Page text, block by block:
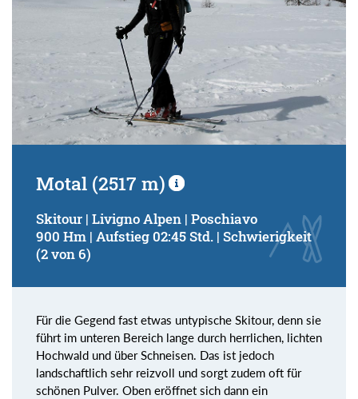
Motal (2517 m)
Skitour | Livigno Alpen | Poschiavo
900 Hm | Aufstieg 02:45 Std. | Schwierigkeit
(2 von 6)
Für die Gegend fast etwas untypische Skitour, denn sie
führt im unteren Bereich lange durch herrlichen, lichten
Hochwald und über Schneisen. Das ist jedoch
landschaftlich sehr reizvoll und sorgt zudem oft für
schönen Pulver. Oben eröffnet sich dann ein